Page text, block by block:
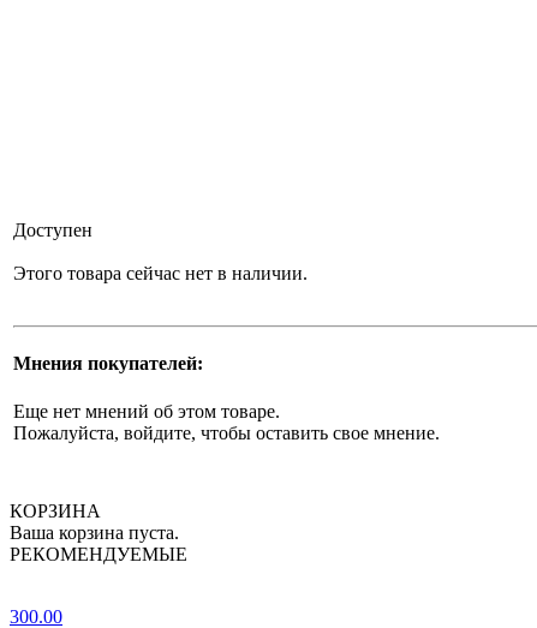
Доступен
Этого товара сейчас нет в наличии.
Мнения покупателей:
Еще нет мнений об этом товаре.
Пожалуйста, войдите, чтобы оставить свое мнение.
КОРЗИНА
Ваша корзина пуста.
РЕКОМЕНДУЕМЫЕ
300.00